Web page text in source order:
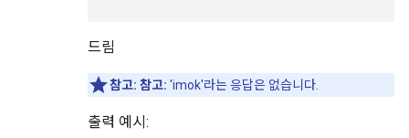
드림
참고: 참고: 'imok'라는 응답은 없습니다.
출력 예시: